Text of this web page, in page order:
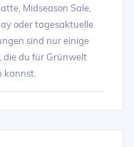
Midseason Sale,
oder tagesaktuelle
sind nur einige
die du für Grünwelt
kannst.